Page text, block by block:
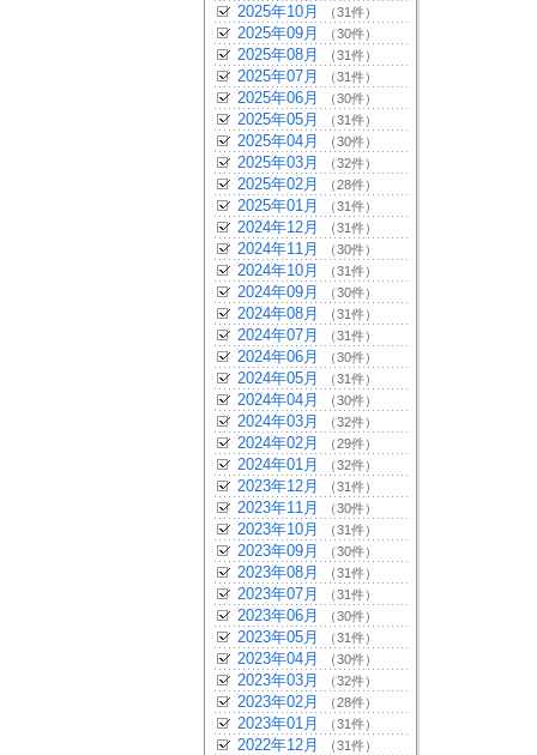
2025年10月 （31件）
2025年09月 （30件）
2025年08月 （31件）
2025年07月 （31件）
2025年06月 （30件）
2025年05月 （31件）
2025年04月 （30件）
2025年03月 （32件）
2025年02月 （28件）
2025年01月 （31件）
2024年12月 （31件）
2024年11月 （30件）
2024年10月 （31件）
2024年09月 （30件）
2024年08月 （31件）
2024年07月 （31件）
2024年06月 （30件）
2024年05月 （31件）
2024年04月 （30件）
2024年03月 （32件）
2024年02月 （29件）
2024年01月 （32件）
2023年12月 （31件）
2023年11月 （30件）
2023年10月 （31件）
2023年09月 （30件）
2023年08月 （31件）
2023年07月 （31件）
2023年06月 （30件）
2023年05月 （31件）
2023年04月 （30件）
2023年03月 （32件）
2023年02月 （28件）
2023年01月 （31件）
2022年12月 （31件）